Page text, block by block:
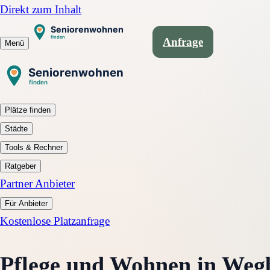
Direkt zum Inhalt
Menü Anfrage
Plätze finden
Städte
Tools & Rechner
Ratgeber
Partner Anbieter
Für Anbieter
Kostenlose Platzanfrage
Pflege und Wohnen in